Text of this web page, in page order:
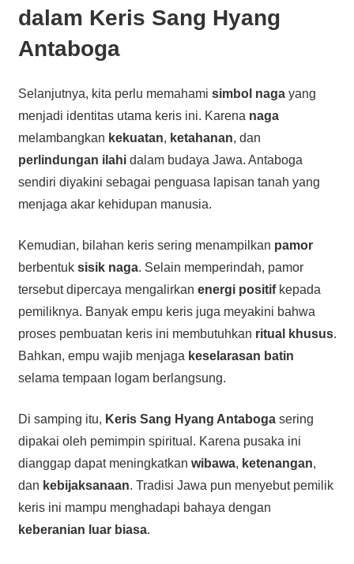
dalam Keris Sang Hyang
Antaboga
Selanjutnya, kita perlu memahami simbol nagayang
menjadi identitas utama keris ini. Karena naga
melambangkan kekuatan, ketahanan, dan
perlindungan ilahidalam budaya Jawa. Antaboga
sendiri diyakini sebagai penguasa lapisan tanah yang
menjaga akar kehidupan manusia.
Kemudian, bilahan keris sering menampilkan pamor
berbentuk sisik naga. Selain memperindah, pamor
tersebut dipercaya mengalirkan energi positifkepada
pemiliknya. Banyak empu keris juga meyakini bahwa
proses pembuatan keris ini membutuhkan ritual khusus.
Bahkan, empu wajib menjaga keselarasan batin
selama tempaan logam berlangsung.
Di samping itu, Keris Sang Hyang Antabogasering
dipakai oleh pemimpin spiritual. Karena pusaka ini
dianggap dapat meningkatkan wibawa, ketenangan,
dan kebijaksanaan. Tradisi Jawa pun menyebut pemilik
keris ini mampu menghadapi bahaya dengan
keberanian luar biasa.